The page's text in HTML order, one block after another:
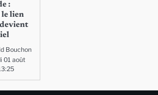
:
le lien
Bouchon
01 août